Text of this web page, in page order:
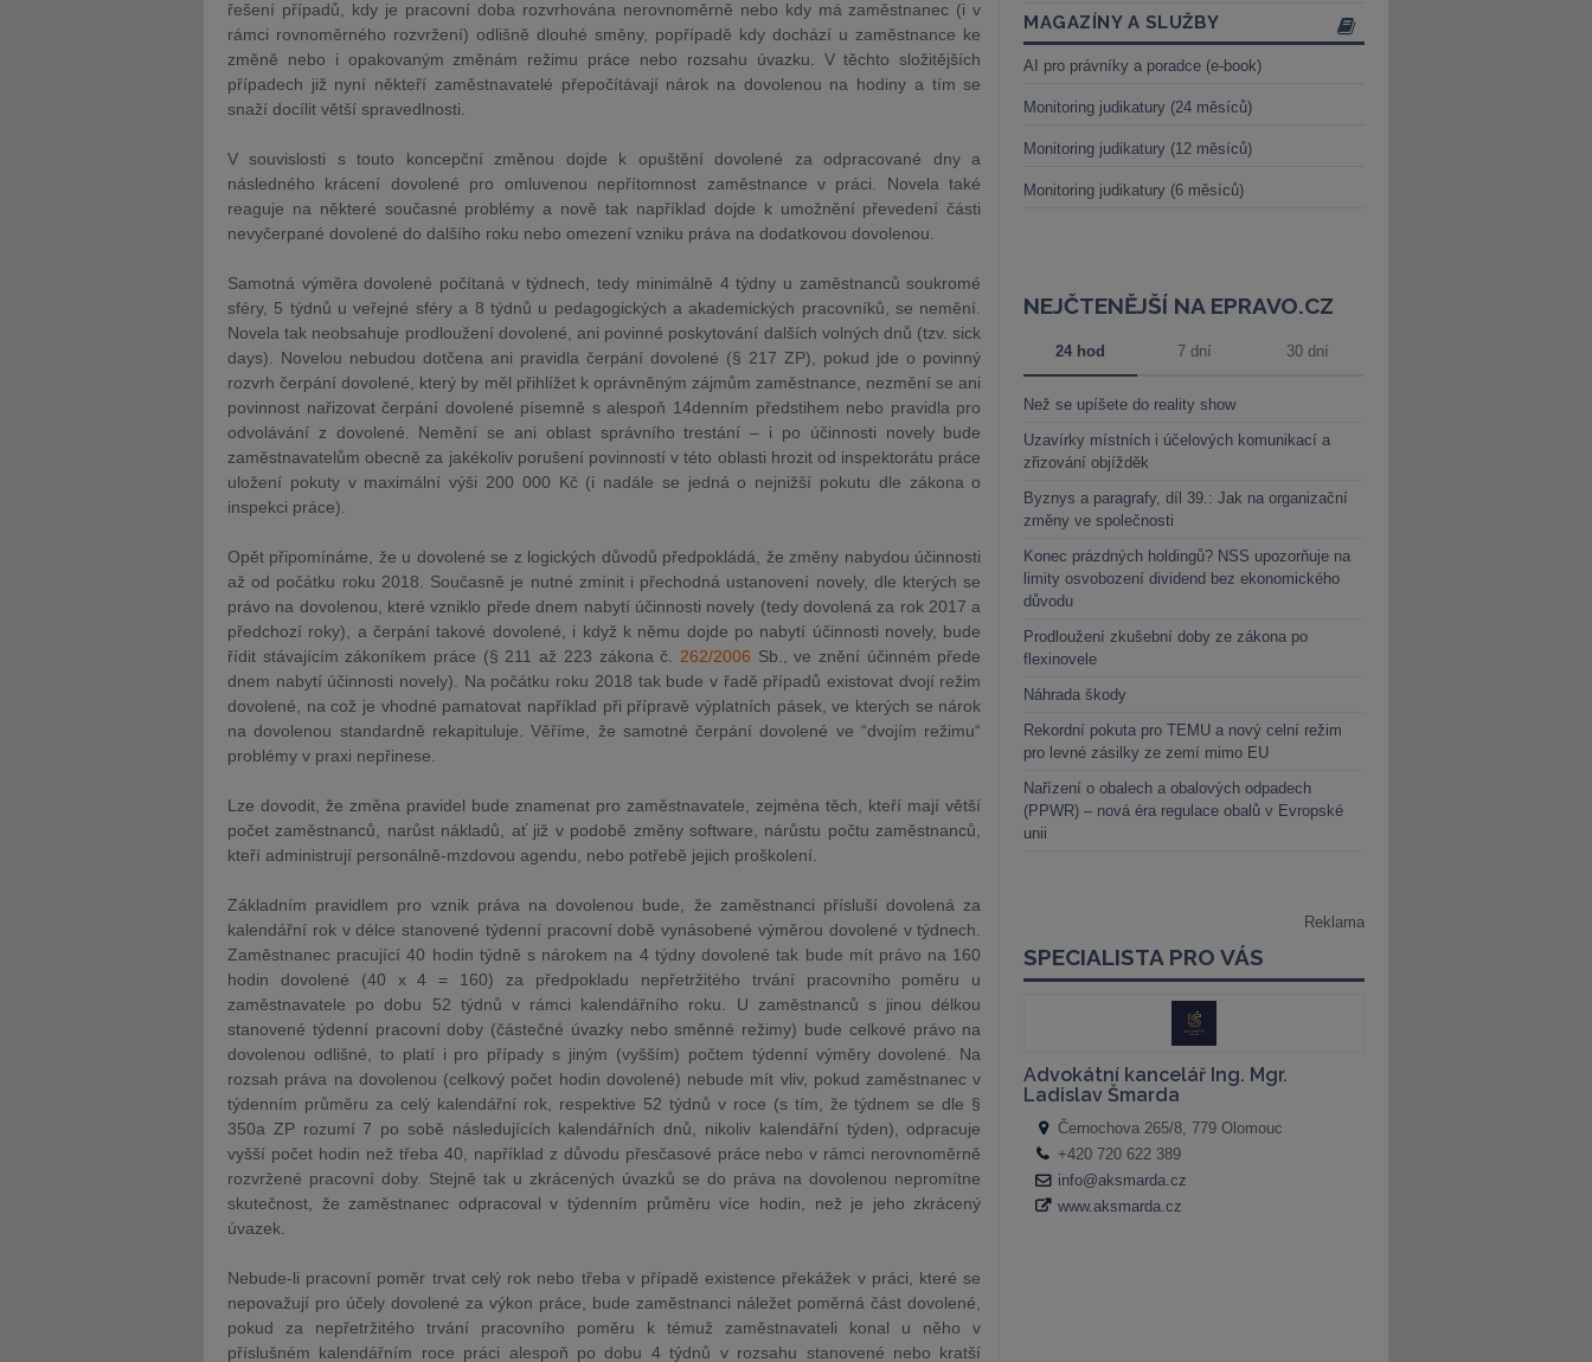
řešení případů, kdy je pracovní doba rozvrhována nerovnoměrně nebo kdy má zaměstnanec (i v
rámci rovnoměrného rozvržení) odlišně dlouhé směny, popřípadě kdy dochází u zaměstnance ke
změně nebo i opakovaným změnám režimu práce nebo rozsahu úvazku. V těchto složitějších
případech již nyní někteří zaměstnavatelé přepočítávají nárok na dovolenou na hodiny a tím se
snaží docílit větší spravedlnosti.
V souvislosti s touto koncepční změnou dojde k opuštění dovolené za odpracované dny a
následného krácení dovolené pro omluvenou nepřítomnost zaměstnance v práci. Novela také
reaguje na některé současné problémy a nově tak například dojde k umožnění převedení části
nevyčerpané dovolené do dalšího roku nebo omezení vzniku práva na dodatkovou dovolenou.
Samotná výměra dovolené počítaná v týdnech, tedy minimálně 4 týdny u zaměstnanců soukromé
sféry, 5 týdnů u veřejné sféry a 8 týdnů u pedagogických a akademických pracovníků, se nemění.
Novela tak neobsahuje prodloužení dovolené, ani povinné poskytování dalších volných dnů (tzv. sick
days). Novelou nebudou dotčena ani pravidla čerpání dovolené (§ 217 ZP), pokud jde o povinný
rozvrh čerpání dovolené, který by měl přihlížet k oprávněným zájmům zaměstnance, nezmění se ani
povinnost nařizovat čerpání dovolené písemně s alespoň 14denním předstihem nebo pravidla pro
odvolávání z dovolené. Nemění se ani oblast správního trestání – i po účinnosti novely bude
zaměstnavatelům obecně za jakékoliv porušení povinností v této oblasti hrozit od inspektorátu práce
uložení pokuty v maximální výši 200 000 Kč (i nadále se jedná o nejnižší pokutu dle zákona o
inspekci práce).
Opět připomínáme, že u dovolené se z logických důvodů předpokládá, že změny nabydou účinnosti
až od počátku roku 2018. Současně je nutné zmínit i přechodná ustanovení novely, dle kterých se
právo na dovolenou, které vzniklo přede dnem nabytí účinnosti novely (tedy dovolená za rok 2017 a
předchozí roky), a čerpání takové dovolené, i když k němu dojde po nabytí účinnosti novely, bude
řídit stávajícím zákoníkem práce (§ 211 až 223 zákona č. 262/2006 Sb., ve znění účinném přede
dnem nabytí účinnosti novely). Na počátku roku 2018 tak bude v řadě případů existovat dvojí režim
dovolené, na což je vhodné pamatovat například při přípravě výplatních pásek, ve kterých se nárok
na dovolenou standardně rekapituluje. Věříme, že samotné čerpání dovolené ve “dvojím režimu“
problémy v praxi nepřinese.
Lze dovodit, že změna pravidel bude znamenat pro zaměstnavatele, zejména těch, kteří mají větší
počet zaměstnanců, narůst nákladů, ať již v podobě změny software, nárůstu počtu zaměstnanců,
kteří administrují personálně-mzdovou agendu, nebo potřebě jejich proškolení.
Základním pravidlem pro vznik práva na dovolenou bude, že zaměstnanci přísluší dovolená za
kalendářní rok v délce stanovené týdenní pracovní době vynásobené výměrou dovolené v týdnech.
Zaměstnanec pracující 40 hodin týdně s nárokem na 4 týdny dovolené tak bude mít právo na 160
hodin dovolené (40 x 4 = 160) za předpokladu nepřetržitého trvání pracovního poměru u
zaměstnavatele po dobu 52 týdnů v rámci kalendářního roku. U zaměstnanců s jinou délkou
stanovené týdenní pracovní doby (částečné úvazky nebo směnné režimy) bude celkové právo na
dovolenou odlišné, to platí i pro případy s jiným (vyšším) počtem týdenní výměry dovolené. Na
rozsah práva na dovolenou (celkový počet hodin dovolené) nebude mít vliv, pokud zaměstnanec v
týdenním průměru za celý kalendářní rok, respektive 52 týdnů v roce (s tím, že týdnem se dle §
350a ZP rozumí 7 po sobě následujících kalendářních dnů, nikoliv kalendářní týden), odpracuje
vyšší počet hodin než třeba 40, například z důvodu přesčasové práce nebo v rámci nerovnoměrně
rozvržené pracovní doby. Stejně tak u zkrácených úvazků se do práva na dovolenou nepromítne
skutečnost, že zaměstnanec odpracoval v týdenním průměru více hodin, než je jeho zkrácený
úvazek.
Nebude-li pracovní poměr trvat celý rok nebo třeba v případě existence překážek v práci, které se
nepovažují pro účely dovolené za výkon práce, bude zaměstnanci náležet poměrná část dovolené,
pokud za nepřetržitého trvání pracovního poměru k témuž zaměstnavateli konal u něho v
příslušném kalendářním roce práci alespoň po dobu 4 týdnů v rozsahu stanovené nebo kratší
MAGAZÍNY A SLUŽBY
AI pro právníky a poradce (e-book)
Monitoring judikatury (24 měsíců)
Monitoring judikatury (12 měsíců)
Monitoring judikatury (6 měsíců)
NEJČTENĚJŠÍ NA EPRAVO.CZ
24 hod 7 dní 30 dní
Než se upíšete do reality show
Uzavírky místních i účelových komunikací a
zřizování objížděk
Byznys a paragrafy, díl 39.: Jak na organizační
změny ve společnosti
Konec prázdných holdingů? NSS upozorňuje na
limity osvobození dividend bez ekonomického
důvodu
Prodloužení zkušební doby ze zákona po
flexinovele
Náhrada škody
Rekordní pokuta pro TEMU a nový celní režim
pro levné zásilky ze zemí mimo EU
Nařízení o obalech a obalových odpadech
(PPWR) – nová éra regulace obalů v Evropské
unii